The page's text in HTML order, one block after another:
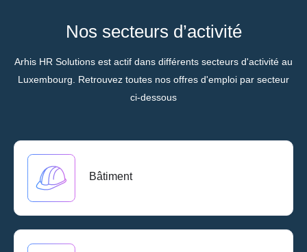
Nos secteurs d’activité
Arhis HR Solutions est actif dans différents secteurs d'activité au
Luxembourg. Retrouvez toutes nos offres d'emploi par secteur
ci-dessous
Bâtiment